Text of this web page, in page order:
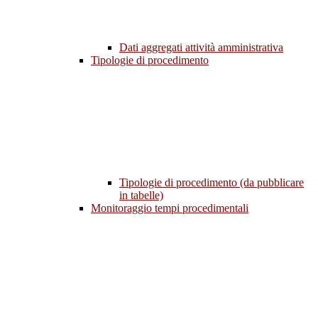
Dati aggregati attività amministrativa
Tipologie di procedimento
Tipologie di procedimento (da pubblicare
in tabelle)
Monitoraggio tempi procedimentali